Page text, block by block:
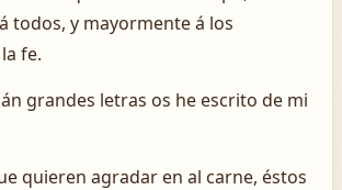
todos, y mayormente á los
fe.
grandes letras os he escrito de mi
quieren agradar en al carne, éstos